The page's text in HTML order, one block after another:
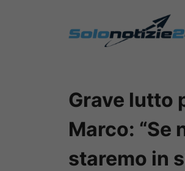
Grave lutto
Marco: “Se
staremo in